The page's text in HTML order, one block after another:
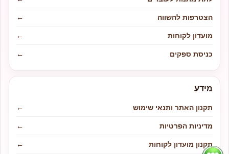
הצטרפות להשווה
←
מועדון לקוחות
←
כניסת ספקים
←
מידע
תקנון האתר ותנאי שימוש
←
מדיניות הפרטיות
←
תקנון מועדון לקוחות
←